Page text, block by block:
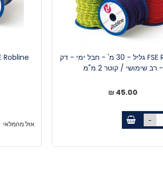
FSE Robline גליל - 30 מ' - חבל ימי - דק
- רב שימושי / קוטר 2 מ"מ
45.00 ₪
- אזל מהמלאי